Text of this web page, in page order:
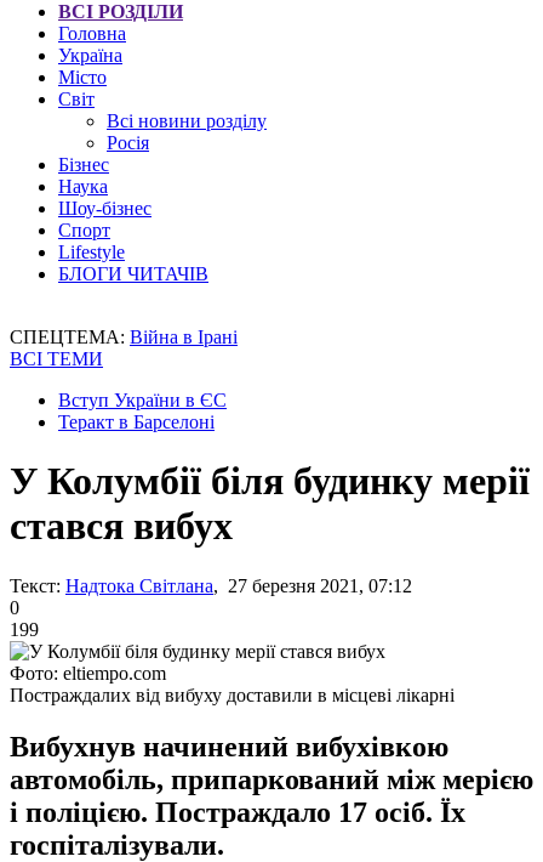
ВСІ РОЗДІЛИ
Головна
Україна
Місто
Світ
Всі новини розділу
Росія
Бізнес
Наука
Шоу-бізнес
Спорт
Lifestyle
БЛОГИ ЧИТАЧІВ
СПЕЦТЕМА: Війна в Ірані
ВСІ ТЕМИ
Вступ України в ЄС
Теракт в Барселоні
У Колумбії біля будинку мерії
стався вибух
Текст: Надтока Світлана, 27 березня 2021, 07:12
0
199
Фото: eltiempo.com
Постраждалих від вибуху доставили в місцеві лікарні
Вибухнув начинений вибухівкою
автомобіль, припаркований між мерією
і поліцією. Постраждало 17 осіб. Їх
госпіталізували.